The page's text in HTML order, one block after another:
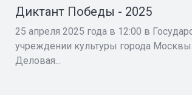
Диктант Победы - 2025
25 апреля 2025 года в 12:00 в
учреждении культуры города Москвы
Деловая...